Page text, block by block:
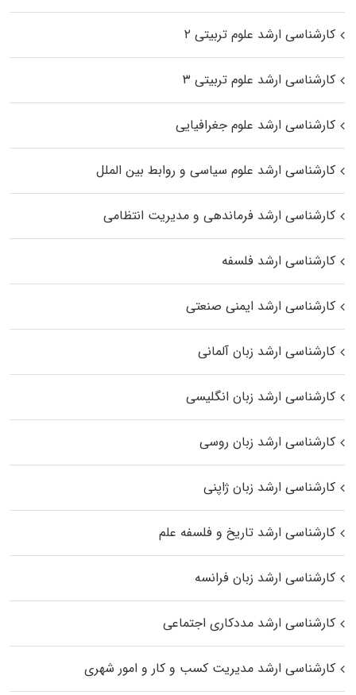
کارشناسی ارشد علوم تربیتی ۲
کارشناسی ارشد علوم تربیتی ۳
کارشناسی ارشد علوم جغرافیایی
کارشناسی ارشد علوم سیاسی و روابط بین الملل
کارشناسی ارشد فرماندهی و مدیریت انتظامی
کارشناسی ارشد فلسفه
کارشناسی ارشد ایمنی صنعتی
کارشناسی ارشد زبان آلمانی
کارشناسی ارشد زبان انگلیسی
کارشناسی ارشد زبان روسی
کارشناسی ارشد زبان ژاپنی
کارشناسی ارشد تاریخ و فلسفه علم
کارشناسی ارشد زبان فرانسه
کارشناسی ارشد مددکاری اجتماعی
کارشناسی ارشد مدیریت کسب و کار و امور شهری